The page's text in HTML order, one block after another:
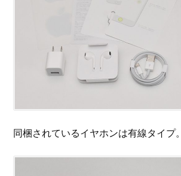
同梱されているイヤホンは有線タイプ。